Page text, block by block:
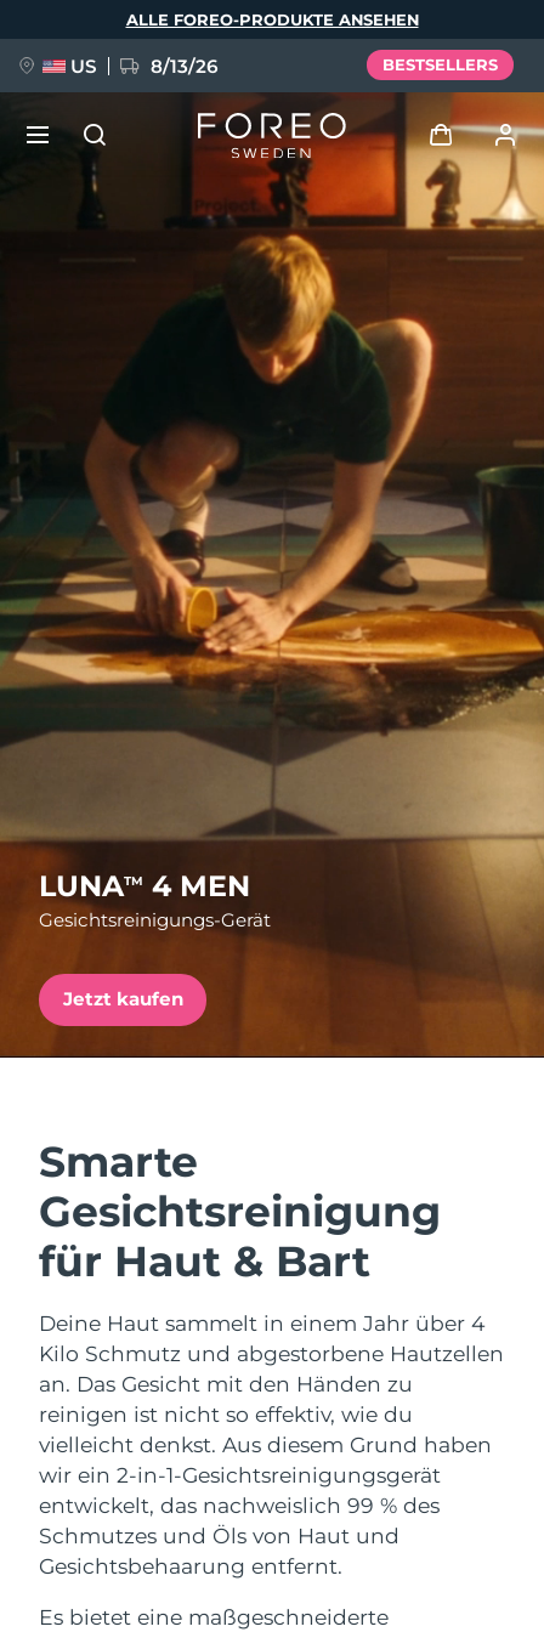
LUNATM 4 MEN
Gesichtsreinigungs-Gerät
Jetzt kaufen
Smarte
Gesichtsreinigung
für Haut & Bart
Deine Haut sammelt in einem Jahr über 4
Kilo Schmutz und abgestorbene Hautzellen
an. Das Gesicht mit den Händen zu
reinigen ist nicht so effektiv, wie du
vielleicht denkst. Aus diesem Grund haben
wir ein 2-in-1-Gesichtsreinigungsgerät
entwickelt, das nachweislich 99 % des
Schmutzes und Öls von Haut und
Gesichtsbehaarung entfernt.
Es bietet eine maßgeschneiderte
ALLE FOREO-PRODUKTE ANSEHEN
US 8/13/26 BESTSELLERS
Anmelden
Meine Geräte
Meine Bestellungen
Meine Adressen
Meine Abonnements
FAQ™ Pure Beauty-Tech Elixir
issa™ Teeth Whitening Set
FAQ™ Dual LED Panel
BELIEBT
Rot-Lichttherapie
Gesichtsreinigung
LUNA™ 4 Set
LUNA™ 4 Plus
Massage, LED heating
LUNA™ 4 Men
For men, anti-aging massage
Gesichtsstraffung
BEAR™ 2 Set
BEAR™ 2 go
Microcurrent toning on-the-go
BEAR™ 2 eyes & lips
Microcurrent line smoothing device
Hydratisierung
UFO™ 3 Set
Deep facial hydration
UFO™ 3 LED
Near-infrared and red light therapy
Mundpflege
issa™ 4
Hybrid silicone sonic toothbrush
issa™ 4 plus
Smart hybrid silicone sonic toothbrush
FAQ™ ANTI-AGING-BEHANDLUNG
NEW
Sprache
Español
Italiano
Português
Svenska
Русский
简体中文 繁體中文
Versandland
Vereinigte Staaten
Erwartete Lieferung
13/08/2026
Vereinigtes
Erwartete Lieferung
12/08/2026
Australien
Erwartete Lieferung
Frankreich
Deutschland
Australien
15/08/2026
Österreich
Erwartete Lieferung
Bahrain
Erwartete Lieferung
13/08/2026
Belgien
Erwartete Lieferung
Bermuda
Erwartete Lieferung
18/08/2026
Bosnien und
Herzegowina